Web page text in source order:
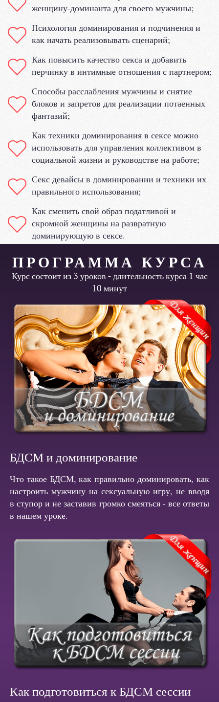
женщину-доминанта для своего мужчины;
Психология доминирования и подчинения и
как начать реализовывать сценарий;
Как повысить качество секса и добавить
перчинку в интимные отношения с партнером;
Способы расслабления мужчины и снятие
блоков и запретов для реализации потаенных
фантазий;
Как техники доминирования в сексе можно
использовать для управления коллективом в
социальной жизни и руководстве на работе;
Секс девайсы в доминировании и техники их
правильного использования;
Как сменить свой образ податливой и
скромной женщины на развратную
доминирующую в сексе.
ПРОГРАММА КУРСА
Курс состоит из 3 уроков - длительность курса 1 час
10 минут
БДСМ и доминирование
Что такое БДСМ, как правильно доминировать, как
настроить мужчину на сексуальную игру, не вводя
в ступор и не заставив громко смеяться - все ответы
в нашем уроке.
Как подготовиться к БДСМ сессии